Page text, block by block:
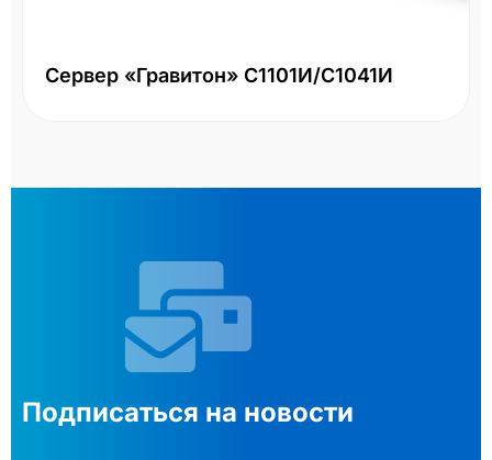
Сервер «Гравитон» С1101И/С1041И
Подписаться на новости